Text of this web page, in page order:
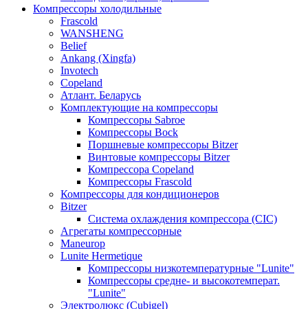
Компрессоры холодильные
Frascold
WANSHENG
Belief
Ankang (Xingfa)
Invotech
Copeland
Атлант. Беларусь
Комплектующие на компрессоры
Компрессоры Sabroe
Компрессоры Bock
Поршневые компрессоры Bitzer
Винтовые компрессоры Bitzer
Компрессора Copeland
Компрессоры Frascold
Компрессоры для кондиционеров
Bitzer
Система охлаждения компрессора (CIC)
Агрегаты компрессорные
Maneurop
Lunite Hermetique
Компрессоры низкотемпературные "Lunite"
Компрессоры средне- и высокотемперат.
"Lunite"
Электролюкс (Cubigel)